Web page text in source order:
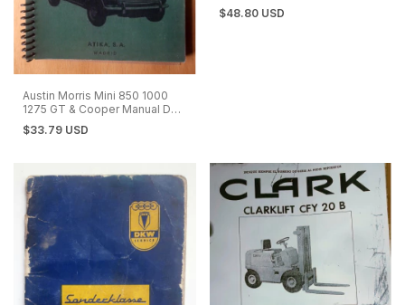
Austin Morris Mini 850 1000
1275 GT & Cooper Manual De
Reparaciones en Español
$33.79 USD
$48.80 USD